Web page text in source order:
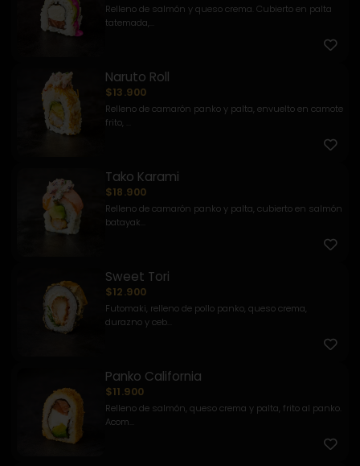
Relleno de salmón y queso crema. Cubierto en palta
tatemada,...
Naruto Roll
$13.900
Relleno de camarón panko y palta, envuelto en camote
frito, ...
Tako Karami
$18.900
Relleno de camarón panko y palta, cubierto en salmón
batayak...
Sweet Tori
$12.900
Futomaki, relleno de pollo panko, queso crema,
durazno y ceb...
Panko California
$11.900
Relleno de salmón, queso crema y palta, frito al panko.
Acom...